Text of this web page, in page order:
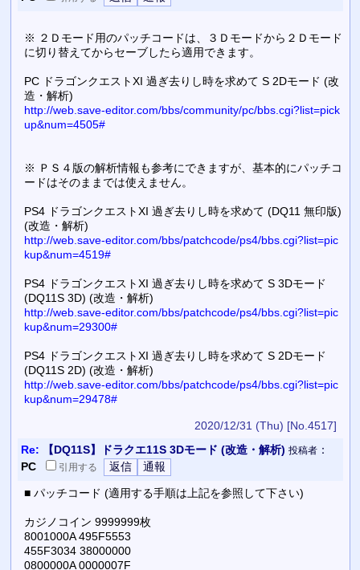
※ ２Ｄモード用のパッチコードは、３Ｄモードから２Ｄモード
に切り替えてからセーブしたら適用できます。
PC ドラゴンクエストXI 過ぎ去りし時を求めて S 2Dモード (改
造・解析)
http://web.save-editor.com/bbs/community/pc/bbs.cgi?list=pick
up&num=4505#
※ ＰＳ４版の解析情報も参考にできますが、基本的にパッチコ
ードはそのままでは使えません。
PS4 ドラゴンクエストXI 過ぎ去りし時を求めて (DQ11 無印版)
(改造・解析)
http://web.save-editor.com/bbs/patchcode/ps4/bbs.cgi?list=pic
kup&num=4519#
PS4 ドラゴンクエストXI 過ぎ去りし時を求めて S 3Dモード
(DQ11S 3D) (改造・解析)
http://web.save-editor.com/bbs/patchcode/ps4/bbs.cgi?list=pic
kup&num=29300#
PS4 ドラゴンクエストXI 過ぎ去りし時を求めて S 2Dモード
(DQ11S 2D) (改造・解析)
http://web.save-editor.com/bbs/patchcode/ps4/bbs.cgi?list=pic
kup&num=29478#
2020/12/31 (Thu) [No.4517]
Re: 【DQ11S】ドラクエ11S 3Dモード (改造・解析) 投稿者：
PC
引用する
■ パッチコード (適用する手順は上記を参照して下さい)
カジノコイン 9999999枚
8001000A 495F5553
455F3034 38000000
0800000A 0000007F